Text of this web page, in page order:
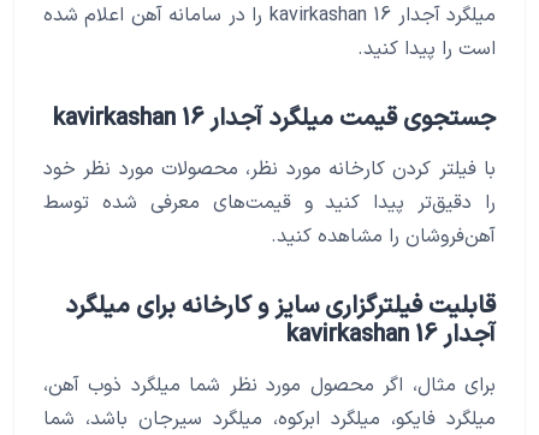
میلگرد آجدار 16 kavirkashan را در سامانه آهن اعلام شده
است را پیدا کنید.
جستجوی قیمت میلگرد آجدار 16 kavirkashan
با فیلتر کردن کارخانه مورد نظر، محصولات مورد نظر خود
را دقیق‌تر پیدا کنید و قیمت‌های معرفی شده توسط
آهن‌فروشان را مشاهده کنید.
قابلیت فیلترگزاری سایز و کارخانه برای میلگرد
آجدار 16 kavirkashan
برای مثال، اگر محصول مورد نظر شما میلگرد ذوب آهن،
میلگرد فایکو، میلگرد ابرکوه، میلگرد سیرجان باشد، شما